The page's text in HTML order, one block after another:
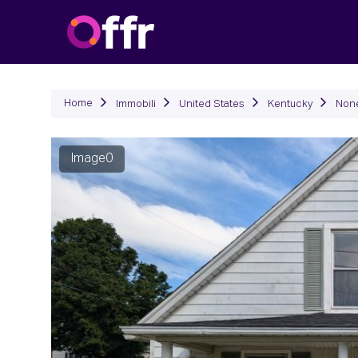
Home Immobili United States Kentucky
Image0